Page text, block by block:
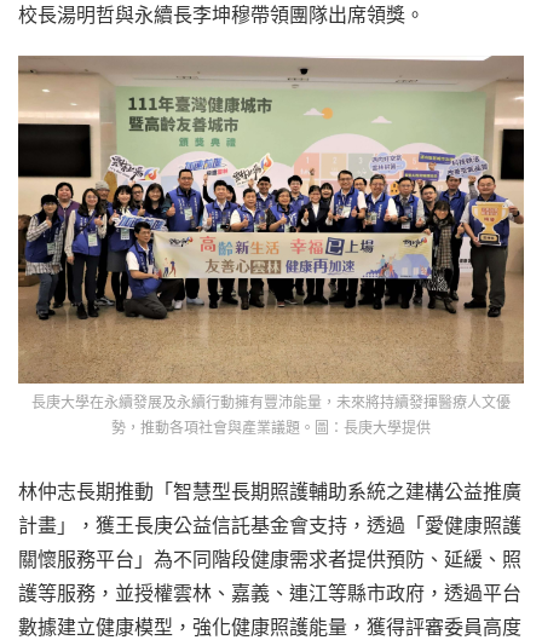
校長湯明哲與永續長李坤穆帶領團隊出席領獎。
長庚大學在永續發展及永續行動擁有豐沛能量，未來將持續發揮醫療人文優
勢，推動各項社會與產業議題。圖：長庚大學提供
林仲志長期推動「智慧型長期照護輔助系統之建構公益推廣
計畫」，獲王長庚公益信託基金會支持，透過「愛健康照護
關懷服務平台」為不同階段健康需求者提供預防、延緩、照
護等服務，並授權雲林、嘉義、連江等縣市政府，透過平台
數據建立健康模型，強化健康照護能量，獲得評審委員高度